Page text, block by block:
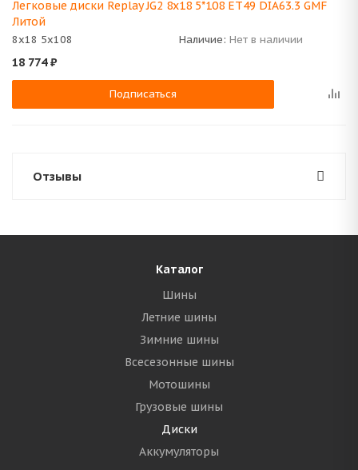
Легковые диски Replay JG2 8x18 5*108 ET49 DIA63.3 GMF
Литой
8x18 5x108 Наличие: Нет в наличии
18 774₽
Подписаться
Отзывы
Каталог
Шины
Летние шины
Зимние шины
Всесезонные шины
Мотошины
Грузовые шины
Диски
Аккумуляторы